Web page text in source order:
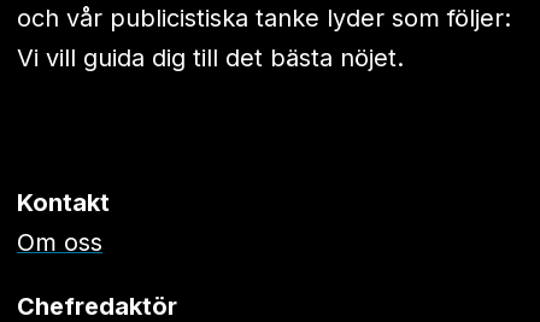
och vår publicistiska tanke lyder som följer:
Vi vill guida dig till det bästa nöjet.
Kontakt
Om oss
Chefredaktör